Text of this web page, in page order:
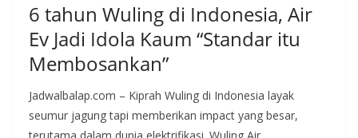
6 tahun Wuling di Indonesia, Air
Ev Jadi Idola Kaum “Standar itu
Membosankan”
Jadwalbalap.com – Kiprah Wuling di Indonesia layak
seumur jagung tapi memberikan impact yang besar,